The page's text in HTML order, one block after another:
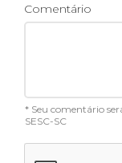
Comentário
* Seu comentário
SESC-SC